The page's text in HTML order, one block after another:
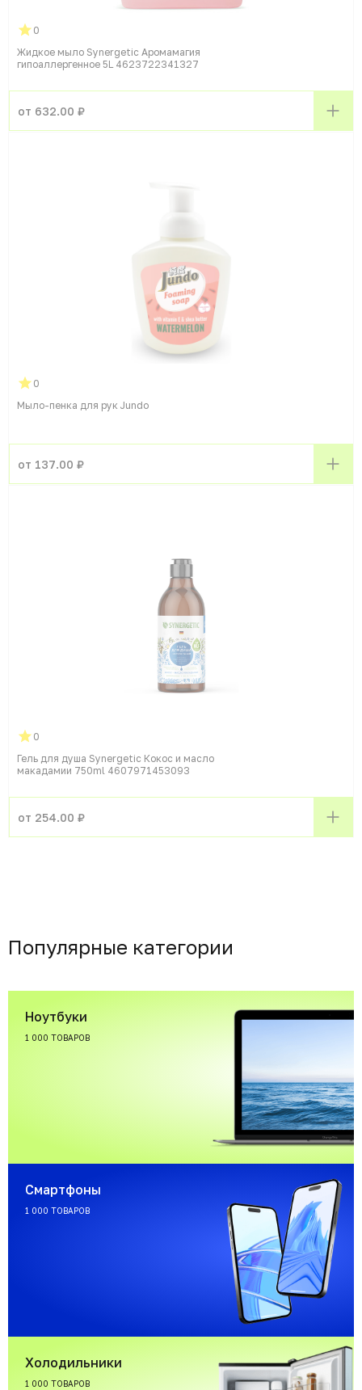
0
Жидкое мыло Synergetic Аромамагия
гипоаллергенное 5L 4623722341327
от 632.00 ₽
0
Мыло-пенка для рук Jundo
от 137.00 ₽
0
Гель для душа Synergetic Кокос и масло
макадамии 750ml 4607971453093
от 254.00 ₽
Популярные категории
Ноутбуки
1 000 ТОВАРОВ
Смартфоны
1 000 ТОВАРОВ
Холодильники
1 000 ТОВАРОВ